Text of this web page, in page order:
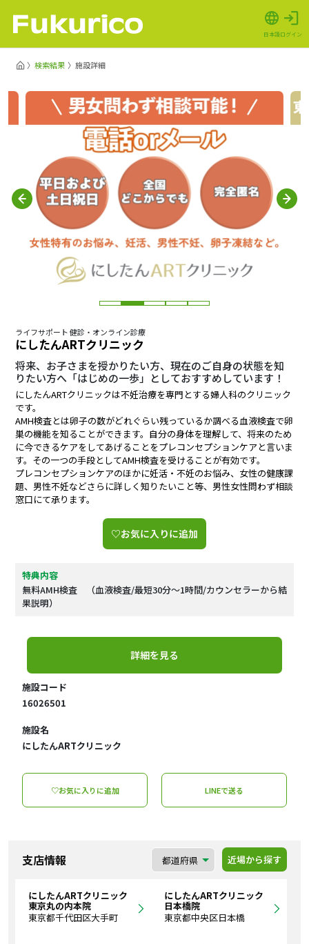
日本語ログイン
検索結果 施設詳細
ライフサポート 健診・オンライン診療
にしたんARTクリニック
将来、お子さまを授かりたい方、現在のご自身の状態を知
りたい方へ「はじめの一歩」としておすすめしています！
にしたんARTクリニックは不妊治療を専門とする婦人科のクリニック
です。
AMH検査とは卵子の数がどれぐらい残っているか調べる血液検査で卵
巣の機能を知ることができます。自分の身体を理解して、将来のため
に今できるケアをしてあげることをプレコンセプションケアと言いま
す。その一つの手段としてAMH検査を受けることが有効です。
プレコンセプションケアのほかに妊活・不妊のお悩み、女性の健康課
題、男性不妊などさらに詳しく知りたいこと等、男性女性問わず相談
窓口にて承ります。
♡お気に入りに追加
特典内容
無料AMH検査 （血液検査/最短30分～1時間/カウンセラーから結
果説明）
詳細を見る
施設コード
16026501
施設名
にしたんARTクリニック
♡お気に入りに追加 LINEで送る
支店情報 近場から探す
にしたんARTクリニック
東京丸の内本院
東京都千代田区大手町
にしたんARTクリニック
日本橋院
東京都中央区日本橋